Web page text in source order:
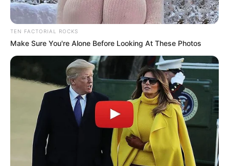
TEN FACTORIAL ROCKS
Make Sure You're Alone Before Looking At These Photos